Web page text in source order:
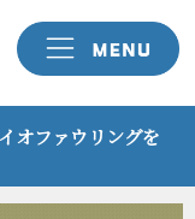
オファウリングを